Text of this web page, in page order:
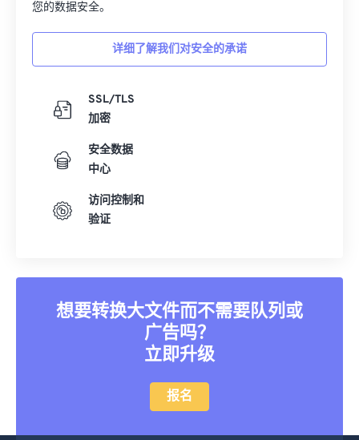
您的数据安全。
详细了解我们对安全的承诺
SSL/TLS
加密
安全数据
中心
访问控制和
验证
想要转换大文件而不需要队列或
广告吗？
立即升级
报名